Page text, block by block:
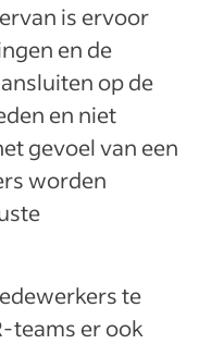
is ervoor
en de
op de
en niet
gevoel van een
worden
te
teams er ook